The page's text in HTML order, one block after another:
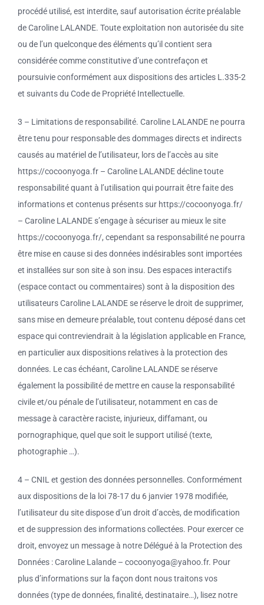
procédé utilisé, est interdite, sauf autorisation écrite préalable
de Caroline LALANDE. Toute exploitation non autorisée du site
ou de l’un quelconque des éléments qu’il contient sera
considérée comme constitutive d’une contrefaçon et
poursuivie conformément aux dispositions des articles L.335-2
et suivants du Code de Propriété Intellectuelle.
3 – Limitations de responsabilité. Caroline LALANDE ne pourra
être tenu pour responsable des dommages directs et indirects
causés au matériel de l’utilisateur, lors de l’accès au site
https://cocoonyoga.fr – Caroline LALANDE décline toute
responsabilité quant à l’utilisation qui pourrait être faite des
informations et contenus présents sur https://cocoonyoga.fr/
– Caroline LALANDE s’engage à sécuriser au mieux le site
https://cocoonyoga.fr/, cependant sa responsabilité ne pourra
être mise en cause si des données indésirables sont importées
et installées sur son site à son insu. Des espaces interactifs
(espace contact ou commentaires) sont à la disposition des
utilisateurs Caroline LALANDE se réserve le droit de supprimer,
sans mise en demeure préalable, tout contenu déposé dans cet
espace qui contreviendrait à la législation applicable en France,
en particulier aux dispositions relatives à la protection des
données. Le cas échéant, Caroline LALANDE se réserve
également la possibilité de mettre en cause la responsabilité
civile et/ou pénale de l’utilisateur, notamment en cas de
message à caractère raciste, injurieux, diffamant, ou
pornographique, quel que soit le support utilisé (texte,
photographie …).
4 – CNIL et gestion des données personnelles. Conformément
aux dispositions de la loi 78-17 du 6 janvier 1978 modifiée,
l’utilisateur du site dispose d’un droit d’accès, de modification
et de suppression des informations collectées. Pour exercer ce
droit, envoyez un message à notre Délégué à la Protection des
Données : Caroline Lalande – cocoonyoga@yahoo.fr. Pour
plus d’informations sur la façon dont nous traitons vos
données (type de données, finalité, destinataire…), lisez notre